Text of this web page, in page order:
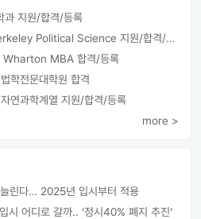
지원/합격/등록
University of California, Berkeley Political Science 지원/합격/등록
MBA 합격/등록
전문대학원 합격
과학계열 지원/합격/등록
more >
린다… 2025년 입시부터 적용
어디로 갈까.. ‘정시40% 폐지 추진’